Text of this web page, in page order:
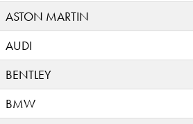
ASTON MARTIN
AUDI
BENTLEY
BMW